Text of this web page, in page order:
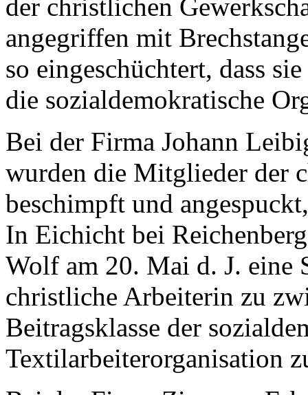
der christlichen
angegriffen mit
so eingeschüchtert, dass
die sozialdemokratische
Bei der Firma Johann
wurden die Mitglieder der
beschimpft und
In Eichicht bei
Wolf am 20. Mai d. J. eine
christliche Arbeiterin zu
Beitragsklasse der
Textilarbeiterorganisation